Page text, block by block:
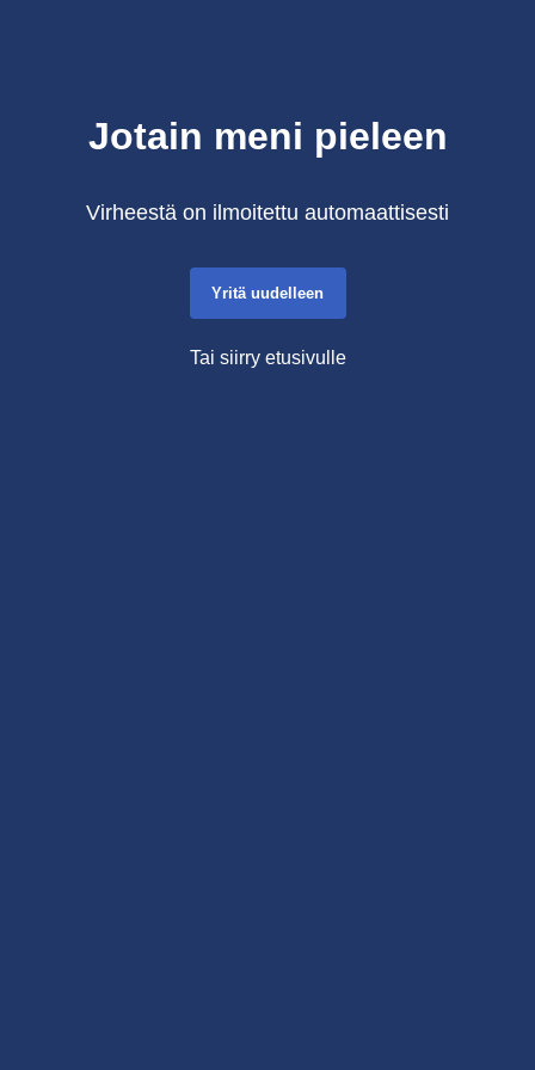
Jotain meni pieleen
Virheestä on ilmoitettu automaattisesti
Yritä uudelleen
Tai siirry etusivulle